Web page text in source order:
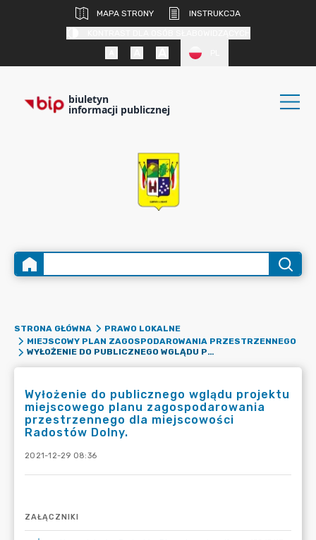
MAPA STRONY
INSTRUKCJA
biuletyn
informacji publicznej
STRONA GŁÓWNA
PRAWO LOKALNE
MIEJSCOWY PLAN ZAGOSPODAROWANIA PRZESTRZENNEGO
WYŁOŻENIE DO PUBLICZNEGO WGLĄDU PROJEKTU MIEJSCOWEGO PLANU ZAGOSPODAROWANIA PRZESTRZENNEGO DLA MIEJSCOWOŚCI RADOSTÓW DOLNY.
Wyłożenie do publicznego wglądu projektu
miejscowego planu zagospodarowania
przestrzennego dla miejscowości
Radostów Dolny.
2021-12-29 08:36
ZAŁĄCZNIKI